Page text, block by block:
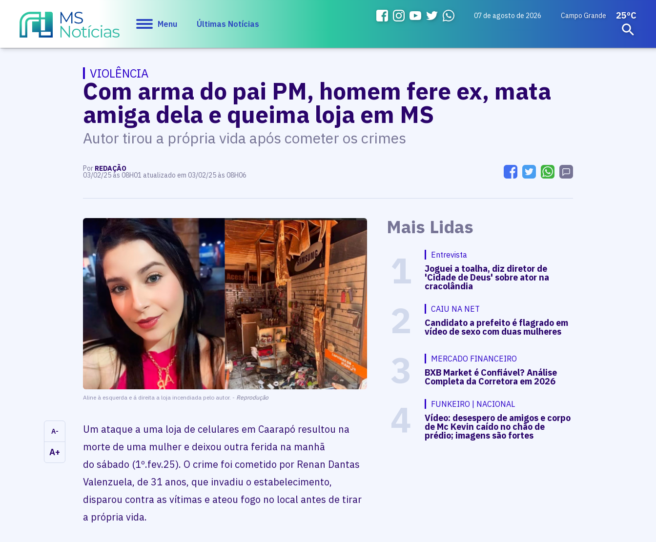
Menu Últimas Notícias
07 de agosto de 2026 Campo Grande 25ºC
VIOLÊNCIA
Com arma do pai PM, homem fere ex, mata
amiga dela e queima loja em MS
Autor tirou a própria vida após cometer os crimes
Por REDAÇÃO
03/02/25 às 08H01 atualizado em 03/02/25 às 08H06
Aline à esquerda e á direita a loja incendiada pelo autor. - Reprodução
A-
A+
Um ataque a uma loja de celulares em Caarapó resultou na
morte de uma mulher e deixou outra ferida na manhã
do sábado (1º.fev.25). O crime foi cometido por Renan Dantas
Valenzuela, de 31 anos, que invadiu o estabelecimento,
disparou contra as vítimas e ateou fogo no local antes de tirar
a própria vida.
Mais Lidas
1 Entrevista
Joguei a toalha, diz diretor de
'Cidade de Deus' sobre ator na
cracolândia
2 CAIU NA NET
Candidato a prefeito é flagrado em
vídeo de sexo com duas mulheres
3 MERCADO FINANCEIRO
BXB Market é Confiável? Análise
Completa da Corretora em 2026
4 FUNKEIRO | NACIONAL
Vídeo: desespero de amigos e corpo
de Mc Kevin caído no chão de
prédio; imagens são fortes